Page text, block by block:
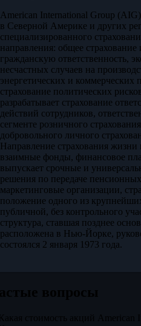
American International Group
в Северной Америке и других
специализированного
направления: общее
гражданскую ответственность,
несчастных случаев на
энергетических и коммерческих
страхование политических
разрабатывает страхование
действий сотрудников,
сегменте розничного
добровольного личного
Направление страхования
взаимные фонды, финансовое
выпускает срочные и
решения по передаче
маркетинговые организации,
положение одного из
публичной, без контрольного
структура, ставшая позднее
расположена в Нью-Йорке,
состоялся 2 января 1973 года.